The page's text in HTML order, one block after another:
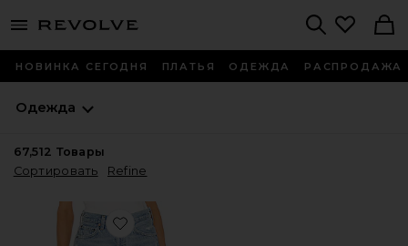
menu - shows more content
НОВИНКА СЕГОДНЯ ПЛАТЬЯ ОДЕЖДА РАСПРОДАЖА
Одежда
67,512 Товары
Сортировать
Refine
Favorite ШОРТЫ PARKER LONG